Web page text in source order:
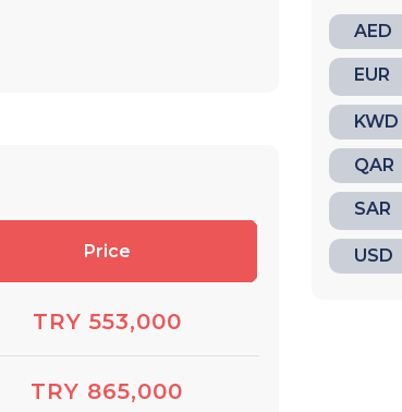
Price
TRY 553,000
TRY 865,000
AED
EUR
KWD
QAR
SAR
USD